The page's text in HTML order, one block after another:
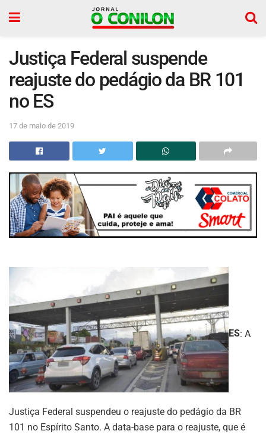
Justiça Federal suspende
reajuste do pedágio da BR 101
no ES
17 de maio de 2019
ES: A
Justiça Federal suspendeu o reajuste do pedágio da BR
101 no Espírito Santo. A data-base para o reajuste, que é